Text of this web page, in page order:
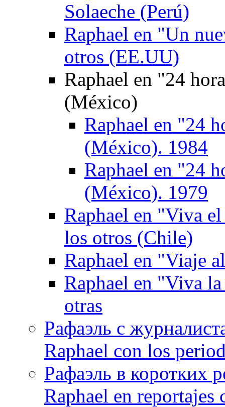
Solaeche (Perú)
Raphael en "Un
otros (EE.UU)
Raphael en "24
(México)
Raphael en "24
(México). 1984
Raphael en "24
(México). 1979
Raphael en "Viva
los otros (Chile)
Raphael en "Viaje
Raphael en "Viva
otras
Рафаэль с
Raphael con los
Рафаэль в коротких
Raphael en reportajes